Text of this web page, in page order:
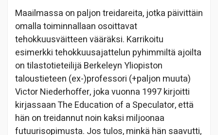
Maailmassa on paljon treidareita, jotka päivittäin
omalla toiminnallaan osoittavat
tehokkuusväitteen vääräksi. Karrikoitu
esimerkki tehokkuusajattelun pyhimmiltä ajoilta
on tilastotieteilijä Berkeleyn Yliopiston
taloustieteen (ex-)professori (+paljon muuta)
Victor Niederhoffer, joka vuonna 1997 kirjoitti
kirjassaan The Education of a Speculator, että
hän on treidannut noin kaksi miljoonaa
futuurisopimusta. Jos tulos, minkä hän saavutti,